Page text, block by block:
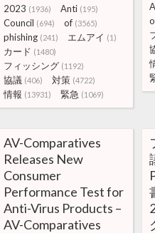
2023 (1936) Anti (195)
Council (694) of (3565)
phishing (241) エムアイ (1)
カード (1480)
フィッシング (1192)
協議 (406) 対策 (4722)
情報 (13931) 緊急 (1069)
AV-Comparatives
Releases New
Consumer
Performance Test for
Anti-Virus Products –
AV-Comparatives